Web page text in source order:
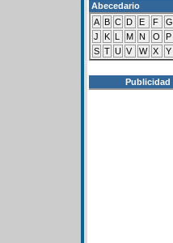
Abecedario
A B C D E F G
J
K L M N O P
S T U V W X Y
Publicidad